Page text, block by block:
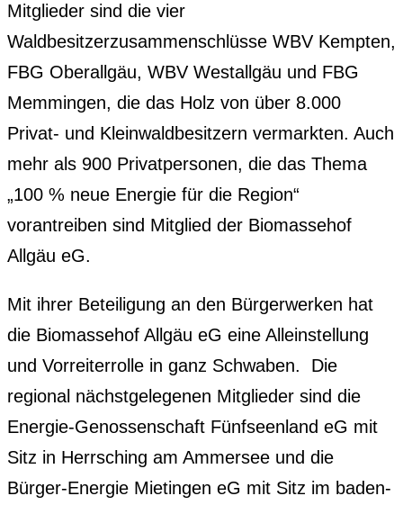
Mitglieder sind die vier
Waldbesitzerzusammenschlüsse WBV Kempten,
FBG Oberallgäu, WBV Westallgäu und FBG
Memmingen, die das Holz von über 8.000
Privat- und Kleinwaldbesitzern vermarkten. Auch
mehr als 900 Privatpersonen, die das Thema
„100 % neue Energie für die Region“
vorantreiben sind Mitglied der Biomassehof
Allgäu eG.
Mit ihrer Beteiligung an den Bürgerwerken hat
die Biomassehof Allgäu eG eine Alleinstellung
und Vorreiterrolle in ganz Schwaben. Die
regional nächstgelegenen Mitglieder sind die
Energie-Genossenschaft Fünfseenland eG mit
Sitz in Herrsching am Ammersee und die
Bürger-Energie Mietingen eG mit Sitz im baden-